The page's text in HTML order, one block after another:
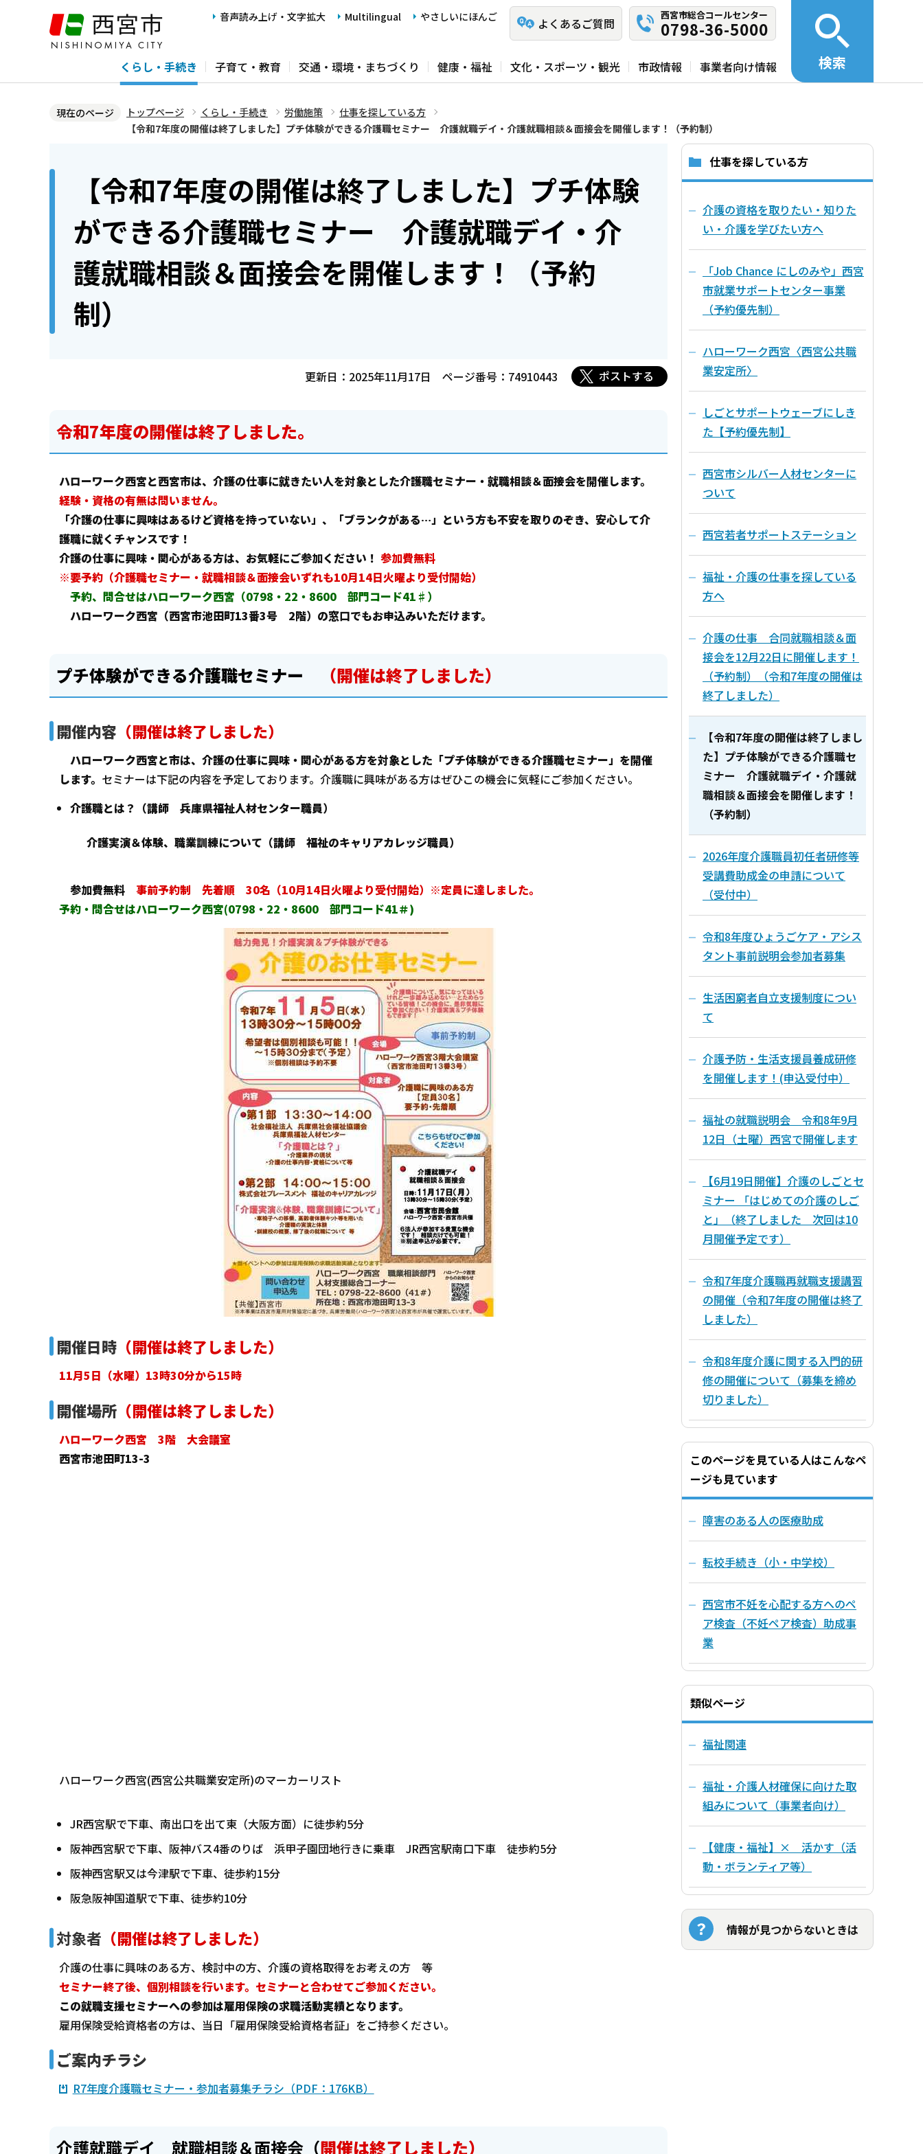
ジ
音声読み上げ・文字拡大 Multilingual やさしいにほんご よくあるご質問
西宮市総合コールセンター
0798-36-5000
くらし・手続き 子育て・教育 交通・環境・まちづくり 健康・福祉 文化・スポーツ・観光 市政情報 事業者向け情報 検索
現在のページ トップページ くらし・手続き 労働施策
仕事を探している方
【令和7年度の開催は終了しました】プチ体験ができる介護職セミナー 介護就職デイ・介護就職相談＆面接会を開催します！（予約制）
【令和7年度の開催は終了しました】プチ体験
ができる介護職セミナー 介護就職デイ・介
護就職相談＆面接会を開催します！（予約
制）
更新日：2025年11月17日 ページ番号：74910443 ポストする
令和7年度の開催は終了しました。
ハローワーク西宮と西宮市は、介護の仕事に就きたい人を対象とした介護職セミナー・就職相談＆面接会を開催します。
経験・資格の有無は問いません。
「介護の仕事に興味はあるけど資格を持っていない」、「ブランクがある…」という方も不安を取りのぞき、安心して介
護職に就くチャンスです！
介護の仕事に興味・関心がある方は、お気軽にご参加ください！ 参加費無料
※要予約（介護職セミナー・就職相談＆面接会いずれも10月14日火曜より受付開始）
予約、問合せはハローワーク西宮（0798・22・8600 部門コード41♯）
ハローワーク西宮（西宮市池田町13番3号 2階）の窓口でもお申込みいただけます。
プチ体験ができる介護職セミナー （開催は終了しました）
開催内容 （開催は終了しました）
ハローワーク西宮と市は、介護の仕事に興味・関心がある方を対象とした「プチ体験ができる介護職セミナー」を開催
します。 セミナーは下記の内容を予定しております。介護職に興味がある方はぜひこの機会に気軽にご参加ください。
介護職とは？（講師 兵庫県福祉人材センター職員）
介護実演＆体験、職業訓練について（講師 福祉のキャリアカレッジ職員）
参加費無料 事前予約制 先着順 30名（10月14日火曜より受付開始）※定員に達しました。
予約・問合せはハローワーク西宮(0798・22・8600 部門コード41＃)
開催日時 （開催は終了しました）
11月5日（水曜）13時30分から15時
開催場所 （開催は終了しました）
ハローワーク西宮 3階 大会議室
西宮市池田町13-3
ハローワーク西宮(西宮公共職業安定所)のマーカーリスト
JR西宮駅で下車、南出口を出て東（大阪方面）に徒歩約5分
阪神西宮駅で下車、阪神バス4番のりば 浜甲子園団地行きに乗車 JR西宮駅南口下車 徒歩約5分
阪神西宮駅又は今津駅で下車、徒歩約15分
阪急阪神国道駅で下車、徒歩約10分
対象者 （開催は終了しました）
介護の仕事に興味のある方、検討中の方、介護の資格取得をお考えの方 等
セミナー終了後、個別相談を行います。セミナーと合わせてご参加ください。
この就職支援セミナーへの参加は雇用保険の求職活動実績となります。
雇用保険受給資格者の方は、当日「雇用保険受給資格者証」をご持参ください。
ご案内チラシ
R7年度介護職セミナー・参加者募集チラシ（PDF：176KB）
介護就職デイ 就職相談＆面接会（開催は終了しました）
仕事を探している方
介護の資格を取りたい・知りた
い・介護を学びたい方へ
「Job Chance にしのみや」西宮
市就業サポートセンター事業
（予約優先制）
ハローワーク西宮〈西宮公共職
業安定所〉
しごとサポートウェーブにしき
た【予約優先制】
西宮市シルバー人材センターに
ついて
西宮若者サポートステーション
福祉・介護の仕事を探している
方へ
介護の仕事 合同就職相談＆面
接会を12月22日に開催します！
（予約制）（令和7年度の開催は
終了しました）
【令和7年度の開催は終了しまし
た】プチ体験ができる介護職セ
ミナー 介護就職デイ・介護就
職相談＆面接会を開催します！
（予約制）
2026年度介護職員初任者研修等
受講費助成金の申請について
（受付中）
令和8年度ひょうごケア・アシス
タント事前説明会参加者募集
生活困窮者自立支援制度につい
て
介護予防・生活支援員養成研修
を開催します！(申込受付中）
福祉の就職説明会 令和8年9月
12日（土曜）西宮で開催します
【6月19日開催】介護のしごとセ
ミナー 「はじめての介護のしご
と」（終了しました 次回は10
月開催予定です）
令和7年度介護職再就職支援講習
の開催（令和7年度の開催は終了
しました）
令和8年度介護に関する入門的研
修の開催について（募集を締め
切りました）
このページを見ている人はこんなペ
ージも見ています
障害のある人の医療助成
転校手続き（小・中学校）
西宮市不妊を心配する方へのペ
ア検査（不妊ペア検査）助成事
業
類似ページ
福祉関連
福祉・介護人材確保に向けた取
組みについて（事業者向け）
【健康・福祉】× 活かす（活
動・ボランティア等）
情報が見つからないときは